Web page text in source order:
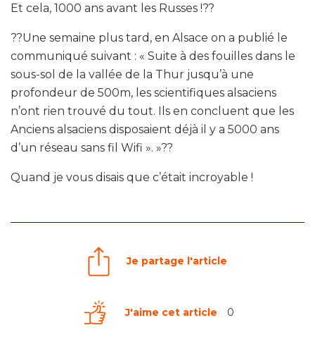
Et cela, 1000 ans avant les Russes !??
??Une semaine plus tard, en Alsace on a publié le
communiqué suivant : « Suite à des fouilles dans le
sous-sol de la vallée de la Thur jusqu’à une
profondeur de 500m, les scientifiques alsaciens
n’ont rien trouvé du tout. Ils en concluent que les
Anciens alsaciens disposaient déjà il y a 5000 ans
d’un réseau sans fil Wifi ». »??
Quand je vous disais que c’était incroyable !
Je partage l'article
J'aime cet article 0